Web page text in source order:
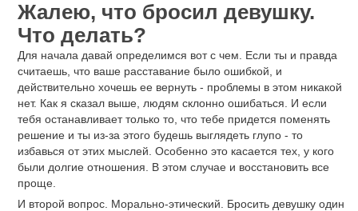
Жалею, что бросил девушку.
Что делать?
Для начала давай определимся вот с чем. Если ты и правда
считаешь, что ваше расставание было ошибкой, и
действительно хочешь ее вернуть - проблемы в этом никакой
нет. Как я сказал выше, людям склонно ошибаться. И если
тебя останавливает только то, что тебе придется поменять
решение и ты из-за этого будешь выглядеть глупо - то
избавься от этих мыслей. Особенно это касается тех, у кого
были долгие отношения. В этом случае и восстановить все
проще.
И второй вопрос. Морально-этический. Бросить девушку один